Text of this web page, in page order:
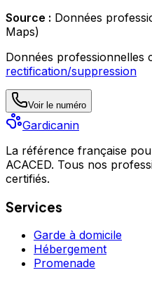
Source : Données
Maps)
Données professionnelles
rectification/suppression
Voir le numéro
Gardicanin
La référence française
ACACED. Tous nos
certifiés.
Services
Garde à domicile
Hébergement
Promenade